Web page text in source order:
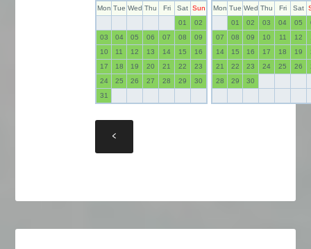
Mon Tue Wed Thu Fri Sat Sun
01
02
03
04 05 06 07 08
09
10
11 12 13 14 15
16
17
18 19 20 21 22
23
24
25 26 27 28 29
30
31
Mon Tue Wed Thu Fri Sat
01
02 03 04 05
07
08 09 10 11 12
14
15 16 17 18 19
21
22 23 24 25 26
28
29 30